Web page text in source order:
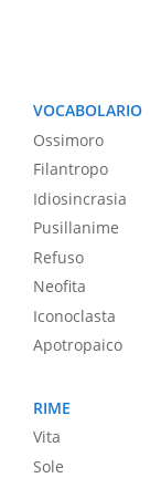
VOCABOLARIO
Ossimoro
Filantropo
Idiosincrasia
Pusillanime
Refuso
Neofita
Iconoclasta
Apotropaico
RIME
Vita
Sole